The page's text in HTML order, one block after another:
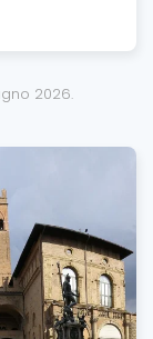
2026.